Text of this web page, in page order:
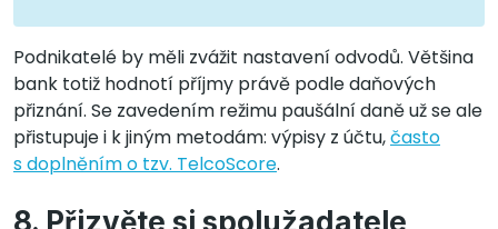
Podnikatelé by měli zvážit nastavení odvodů. Většina
bank totiž hodnotí příjmy právě podle daňových
přiznání. Se zavedením režimu paušální daně už se ale
přistupuje i k jiným metodám: výpisy z účtu,často
s doplněním o tzv. TelcoScore.
8. Přizvěte si spolužadatele